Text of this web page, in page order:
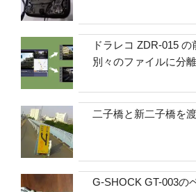
ドラレコ ZDR-015
別々のファイルに分
二子橋と新二子橋を
G-SHOCK GT-003の